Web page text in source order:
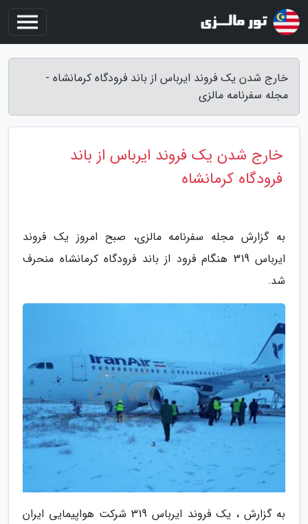
خارج شدن یک فروند ایرباس از باند فرودگاه کرمانشاه -
مجله سفرنامه مالزی
خارج شدن یک فروند ایرباس از باند
فرودگاه کرمانشاه
به گزارش مجله سفرنامه مالزی، صبح امروز یک فروند
ایرباس 319 هنگام فرود از باند فرودگاه کرمانشاه منحرف
شد.
به گزارش ، یک فروند ایرباس 319 شرکت هواپیمایی ایران